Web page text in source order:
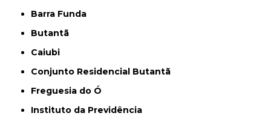
Barra Funda
Butantã
Caiubi
Conjunto Residencial Butantã
Freguesia do Ó
Instituto da Previdência